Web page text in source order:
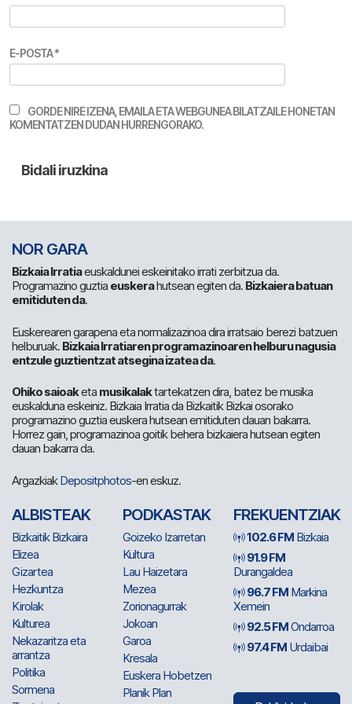
E-POSTA*
GORDE NIRE IZENA, EMAILA ETA WEBGUNEA BILATZAILE HONETAN
KOMENTATZEN DUDAN HURRENGORAKO.
NOR GARA
Bizkaia Irratiaeuskaldunei eskeinitako irrati zerbitzua da.
Programazino guztia euskerahutsean egiten da. Bizkaiera batuan
emitiduten da.
Euskerearen garapena eta normalizazinoa dira irratsaio berezi batzuen
helburuak. Bizkaia Irratiaren programazinoaren helburu nagusia
entzule guztientzat atsegina izatea da.
Ohiko saioaketa musikalaktartekatzen dira, batez be musika
euskalduna eskeiniz. Bizkaia Irratia da Bizkaitik Bizkai osorako
programazino guztia euskera hutsean emitiduten dauan bakarra.
Horrez gain, programazinoa goitik behera bizkaiera hutsean egiten
dauan bakarra da.
ArgazkiakDepositphotos-en eskuz.
ALBISTEAK
Bizkaitik Bizkaira
Elizea
Gizartea
Hezkuntza
Kirolak
Kulturea
Nekazaritza eta
arrantza
Politika
Sormena
PODKASTAK
Goizeko Izarretan
Kultura
Lau Haizetara
Mezea
Zorionagurrak
Jokoan
Garoa
Kresala
Euskera Hobetzen
Planik Plan
FREKUENTZIAK
102.6 FM Bizkaia
91.9 FM
Durangaldea
96.7 FM Markina
Xemein
92.5 FMOndarroa
97.4 FM Urdaibai